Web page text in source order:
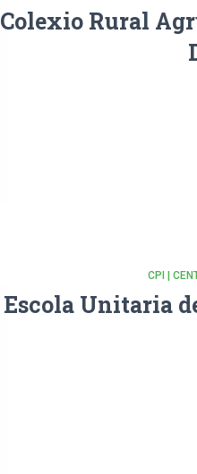
Colexio Rural
CPI |
Escola Unitaria